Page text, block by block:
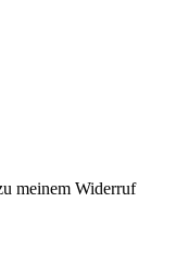
meinem Widerruf